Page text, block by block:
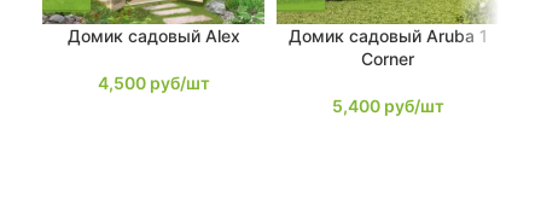
Домик садовый Alex
4,500 руб/шт
Домик садовый Aruba 1
Corner
5,400 руб/шт